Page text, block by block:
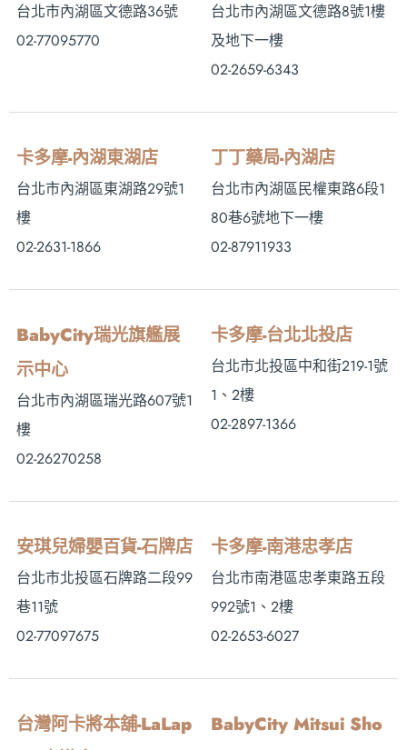
台北市內湖區文德路36號
02-77095770
台北市內湖區文德路8號1樓
及地下一樓
02-2659-6343
卡多摩-內湖東湖店
台北市內湖區東湖路29號1
樓
02-2631-1866
丁丁藥局-內湖店
台北市內湖區民權東路6段1
80巷6號地下一樓
02-87911933
BabyCity瑞光旗艦展
示中心
台北市內湖區瑞光路607號1
樓
02-26270258
卡多摩-台北北投店
台北市北投區中和街219-1號
1、2樓
02-2897-1366
安琪兒婦嬰百貨-石牌店
台北市北投區石牌路二段99
巷11號
02-77097675
卡多摩-南港忠孝店
台北市南港區忠孝東路五段
992號1、2樓
02-2653-6027
台灣阿卡將本舖-LaLap
BabyCity Mitsui Sho